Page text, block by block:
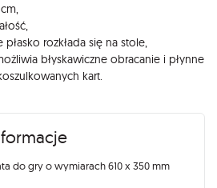
rozkłada się na stole,
błyskawiczne obracanie i płynne
kart.
do gry o wymiarach 610 x 350 mm